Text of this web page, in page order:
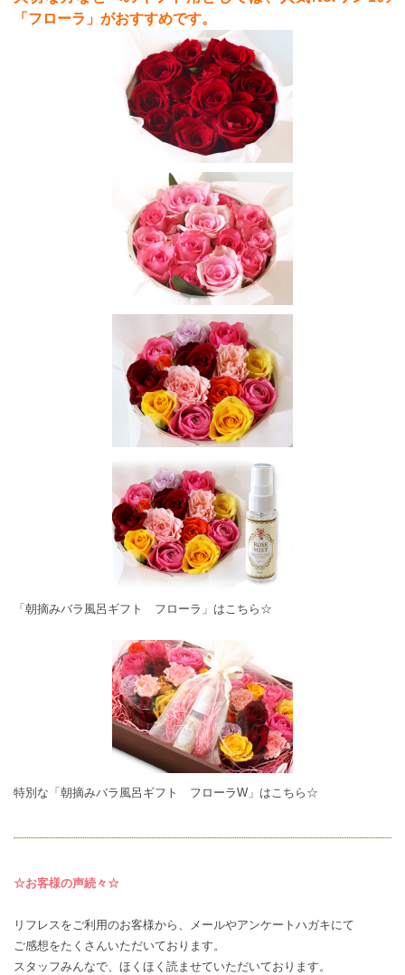
「フローラ」がおすすめです。
「朝摘みバラ風呂ギフト フローラ」はこちら☆
特別な「朝摘みバラ風呂ギフト フローラW」はこちら☆
☆お客様の声続々☆
リフレスをご利用のお客様から、メールやアンケートハガキにて
ご感想をたくさんいただいております。
スタッフみんなで、ほくほく読ませていただいております。